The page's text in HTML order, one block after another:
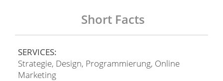
Short Facts
SERVICES:
Strategie, Design, Programmierung, Online
Marketing